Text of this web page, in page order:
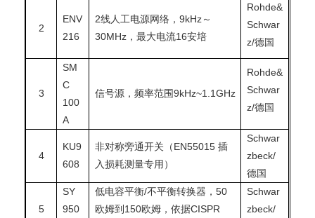
2
ENV
216
2线人工电源网络，9kHz～
30MHz，最大电流16安培
Rohde&
Schwar
z/德国
3
SM
C
100
A
信号源，频率范围9kHz~1.1GHz
Rohde&
Schwar
z/德国
4
KU9
608
非对称旁通开关（EN55015 插
入损耗测量专用）
Schwar
zbeck/
德国
5
SY
950
低电容平衡/不平衡转换器，50
欧姆到150欧姆，依据CISPR
Schwar
zbeck/